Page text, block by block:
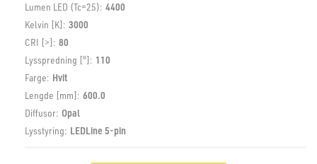
Lumen LED (Tc=25): 4400
Kelvin [K]: 3000
CRI [>]: 80
Lysspredning [°]: 110
Farge: Hvit
Lengde [mm]: 600.0
Diffusor: Opal
Lysstyring: LEDLine 5-pin